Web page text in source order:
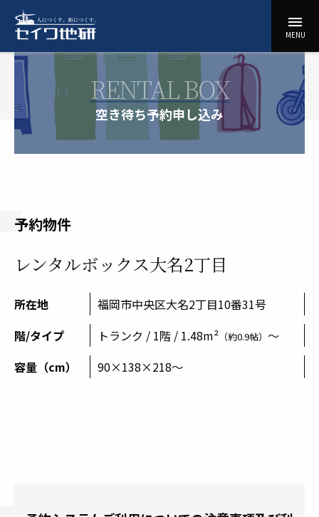
セ
イ
研
menu
MENU
空き待ち予約申し込み
RENTAL BOX
予約物件
レンタルボックス大名2丁目
所在地
福岡市中央区大名2丁目10番31号
階/タイプ
トランク / 1階 / 1.48m² （約0.9帖） ～
容量（cm）
90×138×218～